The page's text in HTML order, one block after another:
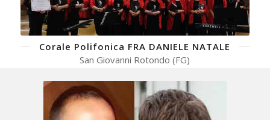
Corale Polifonica FRA DANIELE NATALE
San Giovanni Rotondo (FG)